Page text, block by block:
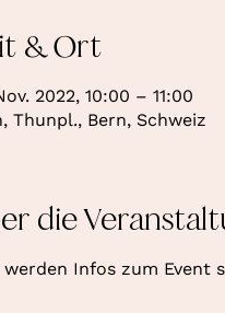
& Ort
2022, 10:00 – 11:00
Thunpl., Bern, Schweiz
die
werden Infos zum Event